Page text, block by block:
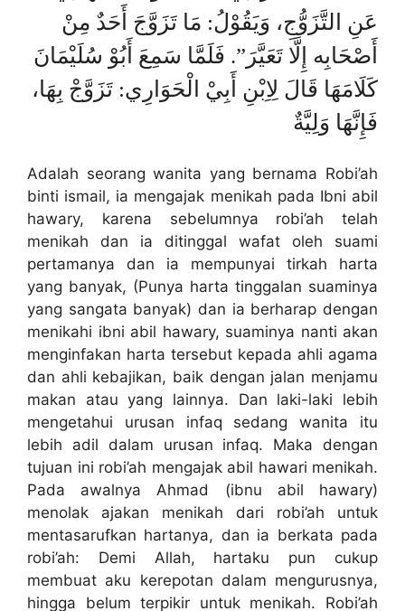
عَنِ التَّزَوُّجِ، وَيَقُوْلُ: مَا تَزَوَّجَ أَحَدٌ مِنْ
أَصْحَابِه إِلَّا تَعَيَّرَ”. فَلَمَّا سَمِعَ أَبُوْ سُلَيْمَانَ
كَلَامَهَا قَالَ لِاِبْنِ أَبِيْ الْحَوَارِي: تَزَوَّجْ بِهَا،
فَإِنَّهَا وَلِيَّةٌ
Adalah seorang wanita yang bernama Robi’ah
binti ismail, ia mengajak menikah pada Ibni abil
hawary, karena sebelumnya robi’ah telah
menikah dan ia ditinggal wafat oleh suami
pertamanya dan ia mempunyai tirkah harta
yang banyak, (Punya harta tinggalan suaminya
yang sangata banyak) dan ia berharap dengan
menikahi ibni abil hawary, suaminya nanti akan
menginfakan harta tersebut kepada ahli agama
dan ahli kebajikan, baik dengan jalan menjamu
makan atau yang lainnya. Dan laki-laki lebih
mengetahui urusan infaq sedang wanita itu
lebih adil dalam urusan infaq. Maka dengan
tujuan ini robi’ah mengajak abil hawari menikah.
Pada awalnya Ahmad (ibnu abil hawary)
menolak ajakan menikah dari robi’ah untuk
mentasarufkan hartanya, dan ia berkata pada
robi’ah: Demi Allah, hartaku pun cukup
membuat aku kerepotan dalam mengurusnya,
hingga belum terpikir untuk menikah. Robi’ah